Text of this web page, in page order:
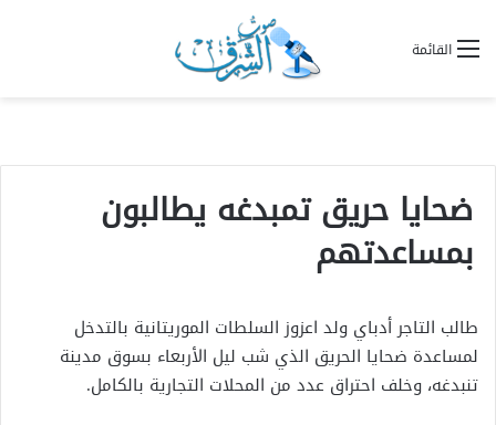
القائمة
ضحايا حريق تمبدغه يطالبون
بمساعدتهم
طالب التاجر أدباي ولد اعزوز السلطات الموريتانية بالتدخل
لمساعدة ضحايا الحريق الذي شب ليل الأربعاء بسوق مدينة
تنبدغه، وخلف احتراق عدد من المحلات التجارية بالكامل.